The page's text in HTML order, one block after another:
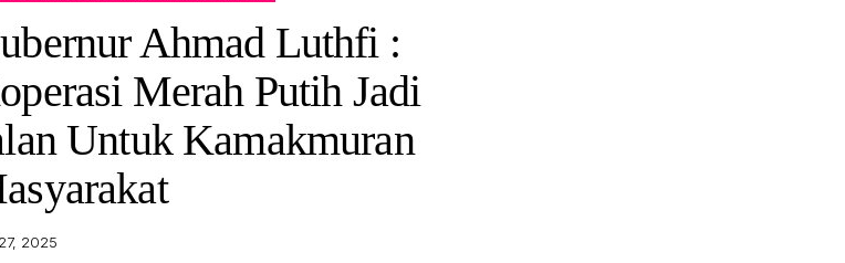
Ahmad Luthfi :
Merah Putih Jadi
Untuk Kamakmuran
2025